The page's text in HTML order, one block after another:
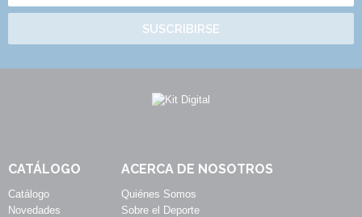
SUSCRIBIRSE
CATÁLOGO
Catálogo
Novedades
ACERCA DE NOSOTROS
Quiénes Somos
Sobre el Deporte